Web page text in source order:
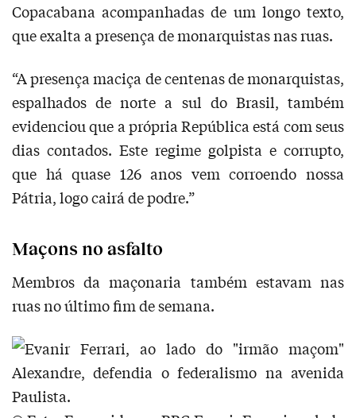
Copacabana acompanhadas de um longo texto,
que exalta a presença de monarquistas nas ruas.
“A presença maciça de centenas de monarquistas,
espalhados de norte a sul do Brasil, também
evidenciou que a própria República está com seus
dias contados. Este regime golpista e corrupto,
que há quase 126 anos vem corroendo nossa
Pátria, logo cairá de podre.”
Maçons no asfalto
Membros da maçonaria também estavam nas
ruas no último fim de semana.